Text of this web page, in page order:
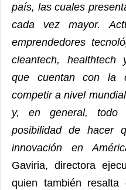
país, las cuales
cada vez mayor.
emprendedores
cleantech, healthtech
que cuentan con la
competir a nivel
y, en general, todo
posibilidad de hacer
innovación en
Gaviria, directora
quien también